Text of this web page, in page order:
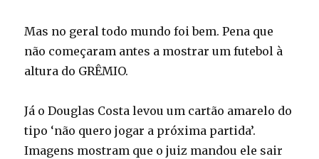
Mas no geral todo mundo foi bem. Pena que
não começaram antes a mostrar um futebol à
altura do GRÊMIO.
Já o Douglas Costa levou um cartão amarelo do
tipo ‘não quero jogar a próxima partida’.
Imagens mostram que o juiz mandou ele sair